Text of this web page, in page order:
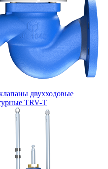
двухходовые
TRV-T